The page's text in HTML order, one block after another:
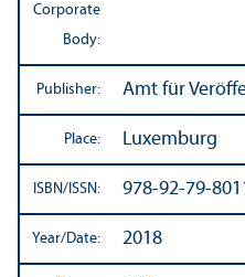
Corporate
Body:
Publisher: Amt für
Place: Luxemburg
ISBN/ISSN: 978-92-79-
Year/Date: 2018